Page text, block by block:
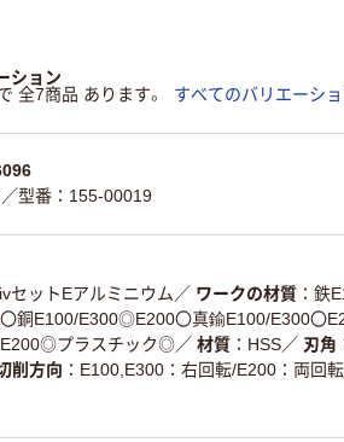
ション
全7商品 あります。
すべてのバリエーシ
／型番：155-00019
セットEアルミニウム ／ ワークの材質
鉄
銅E100/E300◎E200〇真鍮E100/E300〇
プラスチック◎／ 材質 HSS／ 刃角
削方向
E100,E300：右回転/E200：両回転